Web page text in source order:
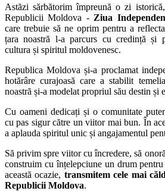
Astăzi sărbătorim împreună o zi
Republicii Moldova - Ziua
care trebuie să ne oprim pentru a
țara noastră l-a parcurs cu credință și
cultura și spiritul moldovenesc.
Republica Moldova și-a proclamat
hotărâre curajoasă care a stabilit
noastră și-a modelat propriul său destin și
Cu oameni dedicați și o comunitate
cu pas sigur către un viitor mai bun. În
a aplauda spiritul unic și angajamentul
Să privim spre viitor cu încredere, să
construim cu înțelepciune un drum
această ocazie, transmitem cele mai
Republicii Moldova.